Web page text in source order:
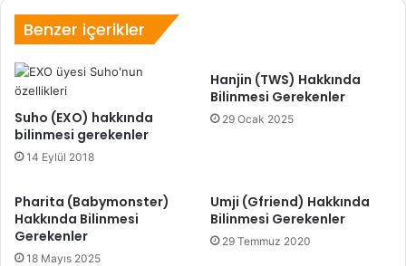
Benzer içerikler
Suho (EXO) hakkında
bilinmesi gerekenler
14 Eylül 2018
Hanjin (TWS) Hakkında
Bilinmesi Gerekenler
29 Ocak 2025
Pharita (Babymonster)
Hakkında Bilinmesi
Gerekenler
18 Mayıs 2025
Umji (Gfriend) Hakkında
Bilinmesi Gerekenler
29 Temmuz 2020